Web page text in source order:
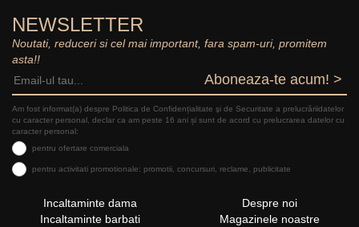
NEWSLETTER
Noutati, reduceri si cel mai important, fara spam-uri, promitem
asta!!
Aboneaza-te acum! >
Am fost informat(a) despre Politica de Confidențialitate şi de Securitate a prelucrăriidatelor
cu caracter personal, declar ca am peste 16 ani și sunt de acord cu prelucrarea datelor cu
caracter personal:
pentru ofertare comerciala
pentru activitati promotionale: promotii, concursuri, reclame, publicitate
Incaltaminte dama
Incaltaminte barbati
Despre noi
Magazinele noastre